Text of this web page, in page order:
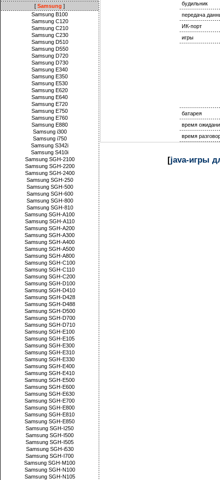
[ Samsung ]
Samsung B100
Samsung C120
Samsung C210
Samsung C230
Samsung D510
Samsung D550
Samsung D720
Samsung D730
Samsung E340
Samsung E350
Samsung E530
Samsung E620
Samsung E640
Samsung E720
Samsung E750
Samsung E760
Samsung E880
Samsung i300
Samsung i750
Samsung S342i
Samsung S410i
Samsung SGH-2100
Samsung SGH-2200
Samsung SGH-2400
Samsung SGH-250
Samsung SGH-500
Samsung SGH-600
Samsung SGH-800
Samsung SGH-810
Samsung SGH-A100
Samsung SGH-A110
Samsung SGH-A200
Samsung SGH-A300
Samsung SGH-A400
Samsung SGH-A500
Samsung SGH-A800
Samsung SGH-C100
Samsung SGH-C110
Samsung SGH-C200
Samsung SGH-D100
Samsung SGH-D410
Samsung SGH-D428
Samsung SGH-D488
Samsung SGH-D500
Samsung SGH-D700
Samsung SGH-D710
Samsung SGH-E100
Samsung SGH-E105
Samsung SGH-E300
Samsung SGH-E310
Samsung SGH-E330
Samsung SGH-E400
Samsung SGH-E410
Samsung SGH-E500
Samsung SGH-E600
Samsung SGH-E630
Samsung SGH-E700
Samsung SGH-E800
Samsung SGH-E810
Samsung SGH-E850
Samsung SGH-I250
Samsung SGH-I500
Samsung SGH-I505
Samsung SGH-i530
Samsung SGH-I700
Samsung SGH-M100
Samsung SGH-N100
Samsung SGH-N105
будильник
передача
ИК-порт
игры
батарея
время
время
[java-игры